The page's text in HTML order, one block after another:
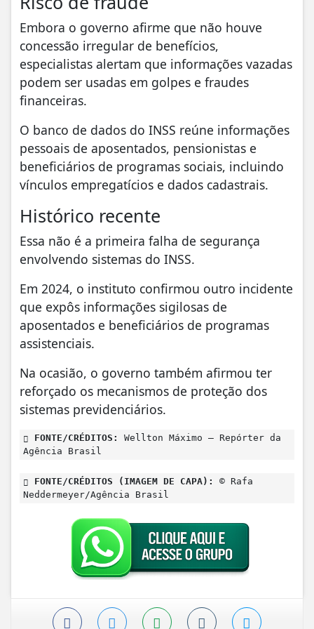
Embora o governo afirme que não houve
concessão irregular de benefícios,
especialistas alertam que informações vazadas
podem ser usadas em golpes e fraudes
financeiras.
O banco de dados do INSS reúne informações
pessoais de aposentados, pensionistas e
beneficiários de programas sociais, incluindo
vínculos empregatícios e dados cadastrais.
Histórico recente
Essa não é a primeira falha de segurança
envolvendo sistemas do INSS.
Em 2024, o instituto confirmou outro incidente
que expôs informações sigilosas de
aposentados e beneficiários de programas
assistenciais.
Na ocasião, o governo também afirmou ter
reforçado os mecanismos de proteção dos
sistemas previdenciários.
FONTE/CRÉDITOS:
Wellton Máximo – Repórter da
Agência Brasil
FONTE/CRÉDITOS (IMAGEM DE CAPA):
© Rafa
Neddermeyer/Agência Brasil